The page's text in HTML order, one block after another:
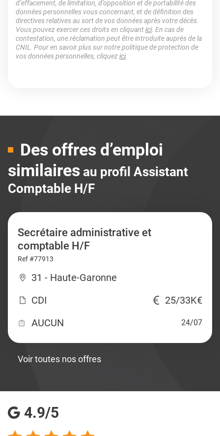
d’effacement, de limitation, d’opposition et de portabilité des
données personnelles vous concernant, et de définition des
directives relatives au sort de vos données après votre décès.
Vous pouvez exercer ces droits en cliquantici. En cas de
contestation, une réclamation peut être introduite auprès de la
CNIL. Pour en savoir plus sur notre politique de protection de
vos données personnelles, cliquezici.
Des offres d’emploi
similaires au profil Assistant
Comptable H/F
Secrétaire administrative et
comptable H/F
Ref #77913
31 - Haute-Garonne
CDI
25/33K€
AUCUN
24/07
Voir toutes nos offres
4.9/5